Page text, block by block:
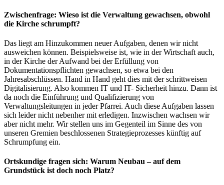
Zwischenfrage: Wieso ist die Verwaltung gewachsen, obwohl
die Kirche schrumpft?
Das liegt am Hinzukommen neuer Aufgaben, denen wir nicht
ausweichen können. Beispielsweise ist, wie in der Wirtschaft auch,
in der Kirche der Aufwand bei der Erfüllung von
Dokumentationspflichten gewachsen, so etwa bei den
Jahresabschlüssen. Hand in Hand geht dies mit der schrittweisen
Digitalisierung. Also kommen IT und IT- Sicherheit hinzu. Dann ist
da noch die Einführung und Qualifizierung von
Verwaltungsleitungen in jeder Pfarrei. Auch diese Aufgaben lassen
sich leider nicht nebenher mit erledigen. Inzwischen wachsen wir
aber nicht mehr. Wir stellen uns im Gegenteil im Sinne des von
unseren Gremien beschlossenen Strategieprozesses künftig auf
Schrumpfung ein.
Ortskundige fragen sich: Warum Neubau – auf dem
Grundstück ist doch noch Platz?